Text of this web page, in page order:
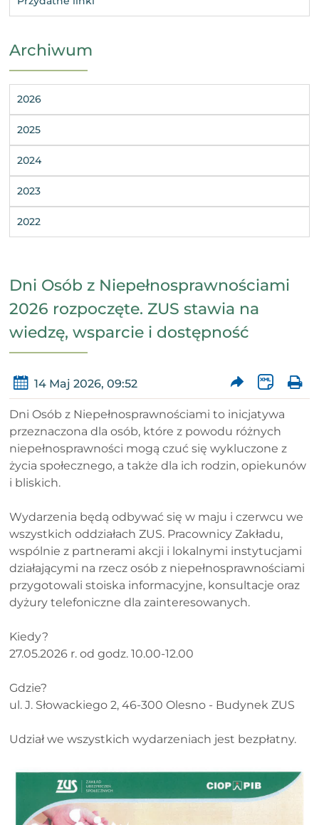
Archiwum
2026
2025
2024
2023
2022
Dni Osób z Niepełnosprawnościami
2026 rozpoczęte. ZUS stawia na
wiedzę, wsparcie i dostępność
14 Maj 2026, 09:52
Dni Osób z Niepełnosprawnościami to inicjatywa
przeznaczona dla osób, które z powodu różnych
niepełnosprawności mogą czuć się wykluczone z
życia społecznego, a także dla ich rodzin, opiekunów
i bliskich.
Wydarzenia będą odbywać się w maju i czerwcu we
wszystkich oddziałach ZUS. Pracownicy Zakładu,
wspólnie z partnerami akcji i lokalnymi instytucjami
działającymi na rzecz osób z niepełnosprawnościami
przygotowali stoiska informacyjne, konsultacje oraz
dyżury telefoniczne dla zainteresowanych.
Kiedy?
27.05.2026 r. od godz. 10.00-12.00
Gdzie?
ul. J. Słowackiego 2, 46-300 Olesno - Budynek ZUS
Udział we wszystkich wydarzeniach jest bezpłatny.